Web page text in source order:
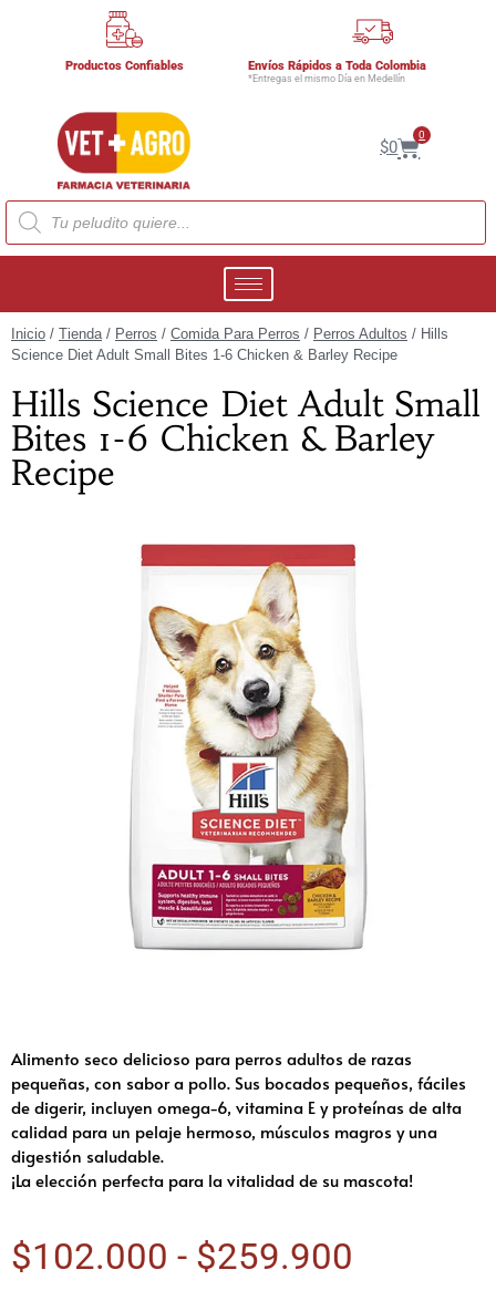
Productos Confiables Envíos Rápidos a Toda Colombia
*Entregas el mismo Día en Medellín
$0
0
Inicio / Tienda/ Perros / Comida Para Perros / Perros Adultos / Hills
Science Diet Adult Small Bites 1-6 Chicken & Barley Recipe
Hills Science Diet Adult Small
Bites 1-6 Chicken & Barley
Recipe
Alimento seco delicioso para perros adultos de razas
pequeñas, con sabor a pollo. Sus bocados pequeños, fáciles
de digerir, incluyen omega-6, vitamina E y proteínas de alta
calidad para un pelaje hermoso, músculos magros y una
digestión saludable.
¡La elección perfecta para la vitalidad de su mascota!
$102.000 - $259.900